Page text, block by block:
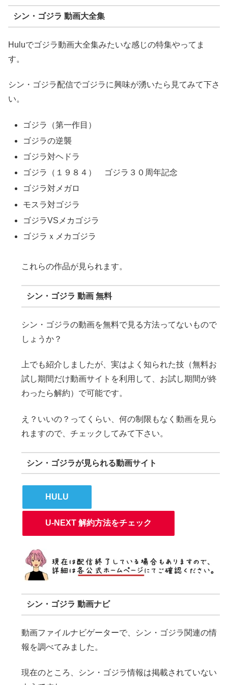
シン・ゴジラ 動画大全集
Huluでゴジラ動画大全集みたいな感じの特集やってま
す。
シン・ゴジラ配信でゴジラに興味が湧いたら見てみて下さ
い。
ゴジラ（第一作目）
ゴジラの逆襲
ゴジラ対ヘドラ
ゴジラ（１９８４） ゴジラ３０周年記念
ゴジラ対メガロ
モスラ対ゴジラ
ゴジラVSメカゴジラ
ゴジラｘメカゴジラ
これらの作品が見られます。
シン・ゴジラ 動画 無料
シン・ゴジラの動画を無料で見る方法ってないもので
しょうか？
上でも紹介しましたが、実はよく知られた技（無料お
試し期間だけ動画サイトを利用して、お試し期間が終
わったら解約）で可能です。
え？いいの？ってくらい、何の制限もなく動画を見ら
れますので、チェックしてみて下さい。
シン・ゴジラが見られる動画サイト
HULU
U-NEXT 解約方法をチェック
シン・ゴジラ 動画ナビ
動画ファイルナビゲーターで、シン・ゴジラ関連の情
報を調べてみました。
現在のところ、シン・ゴジラ情報は掲載されていない